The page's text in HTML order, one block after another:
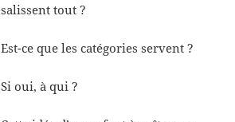
salissent tout ?
Est-ce que les catégories servent ?
Si oui, à qui ?